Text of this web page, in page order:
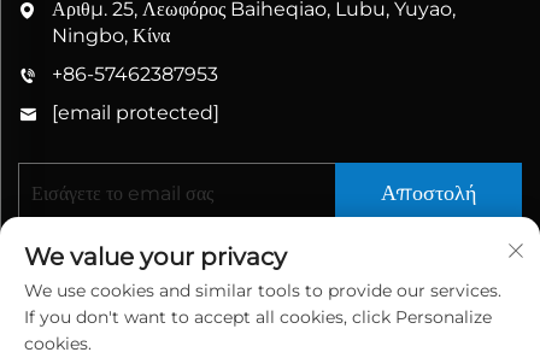
Αριθμ. 25, Λεωφόρος Baiheqiao, Lubu, Yuyao,
Ningbo, Κίνα
+86-57462387953
[email protected]
Αποστολή
We value your privacy
We use cookies and similar tools to provide our services.
If you don't want to accept all cookies, click Personalize
cookies.